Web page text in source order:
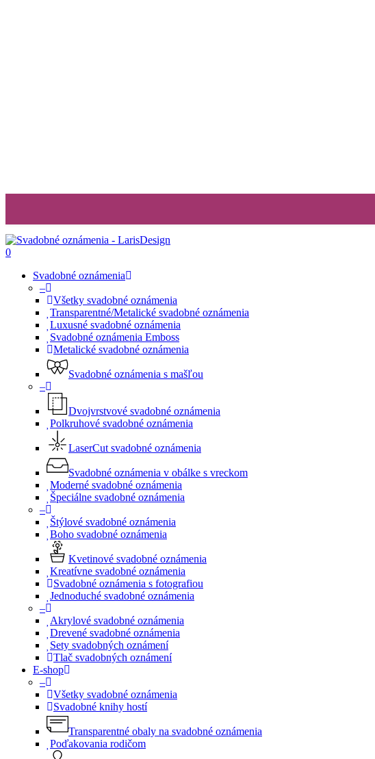
0
Svadobné oznámenia
–
Všetky svadobné oznámenia
Transparentné/Metalické svadobné oznámenia
Luxusné svadobné oznámenia
Svadobné oznámenia Emboss
Metalické svadobné oznámenia
Svadobné oznámenia s mašľou
–
Dvojvrstvové svadobné oznámenia
Polkruhové svadobné oznámenia
LaserCut svadobné oznámenia
Svadobné oznámenia v obálke s vreckom
Moderné svadobné oznámenia
Špeciálne svadobné oznámenia
–
Štýlové svadobné oznámenia
Boho svadobné oznámenia
Kvetinové svadobné oznámenia
Kreatívne svadobné oznámenia
Svadobné oznámenia s fotografiou
Jednoduché svadobné oznámenia
–
Akrylové svadobné oznámenia
Drevené svadobné oznámenia
Sety svadobných oznámení
Tlač svadobných oznámení
E-shop
–
Všetky svadobné oznámenia
Svadobné knihy hostí
Transparentné obaly na svadobné oznámenia
Poďakovania rodičom